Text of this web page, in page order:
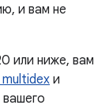
и вам не
или ниже, вам
и